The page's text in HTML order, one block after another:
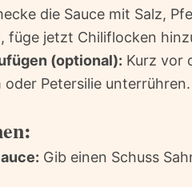
die Sauce mit Salz,
füge jetzt Chiliflocken
(optional): Kurz vor
oder Petersilie unterrühren.
Gib einen Schuss